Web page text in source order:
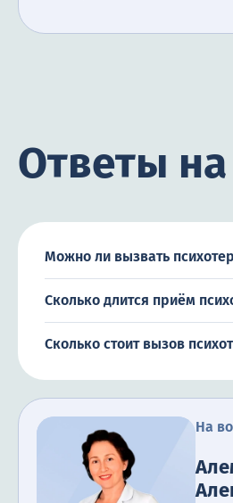
Ответы
Можно ли вызвать
Сколько длится приём
Сколько стоит вызов
На